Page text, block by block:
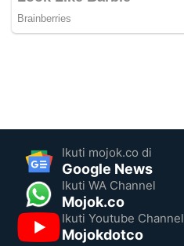
Ikuti mojok.co di
Google News
Ikuti WA Channel
Mojok.co
Ikuti Youtube Channel
Mojokdotco